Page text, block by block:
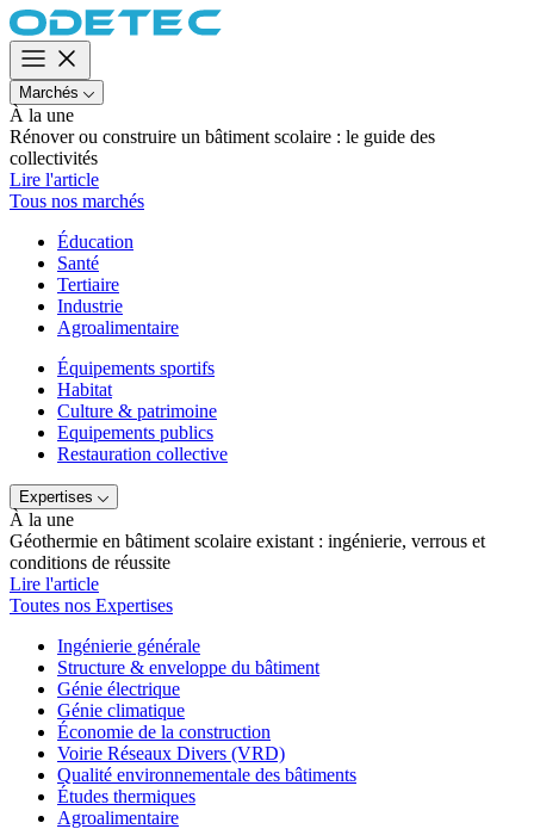
Marchés
À la une
Rénover ou construire un bâtiment scolaire : le guide des
collectivités
Lire l'article
Tous nos marchés
Éducation
Santé
Tertiaire
Industrie
Agroalimentaire
Équipements sportifs
Habitat
Culture & patrimoine
Equipements publics
Restauration collective
Expertises
À la une
Géothermie en bâtiment scolaire existant : ingénierie, verrous et
conditions de réussite
Lire l'article
Toutes nos Expertises
Ingénierie générale
Structure & enveloppe du bâtiment
Génie électrique
Génie climatique
Économie de la construction
Voirie Réseaux Divers (VRD)
Qualité environnementale des bâtiments
Études thermiques
Agroalimentaire